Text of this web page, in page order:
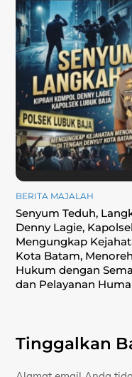
BERITA MAJALAH
Senyum Teduh,
Denny Lagie,
Mengungkap
Kota Batam,
Hukum dengan
dan Pelayanan
Tinggalkan